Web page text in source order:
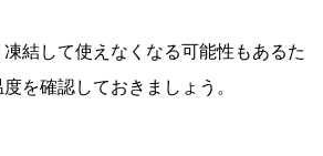
結して使えなくなる可能性もあるた
を確認しておきましょう。